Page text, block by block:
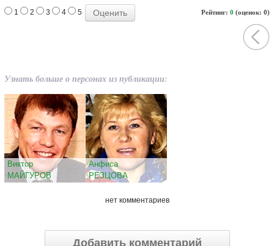
Рейтинг: 0 (оценок: 0)
1 2 3 4 5
Узнать больше о персонах из публикации:
Виктор
МАЙГУРОВ
Анфиса
РЕЗЦОВА
нет комментариев
Добавить комментарий